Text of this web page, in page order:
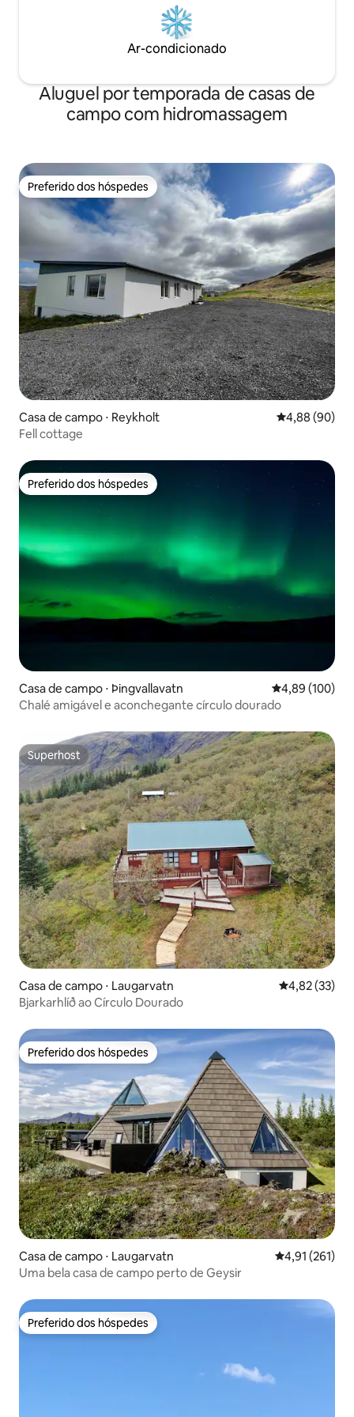
Ar-condicionado
Aluguel por temporada de casas de
campo com hidromassagem
Preferido dos hóspedes
Preferido dos hóspedes
Casa de campo ⋅ Reykholt 4,88 de uma
4,88 (90)
Fell cottage
Preferido dos hóspedes
Preferido dos hóspedes
Casa de campo ⋅ Þingvallavatn 4,89 de uma
4,89 (100)
Chalé amigável e aconchegante círculo dourado
Superhost
Superhost
Casa de campo ⋅ Laugarvatn 4,82 de uma
4,82 (33)
Bjarkarhlíð ao Círculo Dourado
Preferido dos hóspedes
Preferido dos hóspedes
Casa de campo ⋅ Laugarvatn 4,91 de uma
4,91 (261)
Uma bela casa de campo perto de Geysir
Preferido dos hóspedes
Preferido dos hóspedes